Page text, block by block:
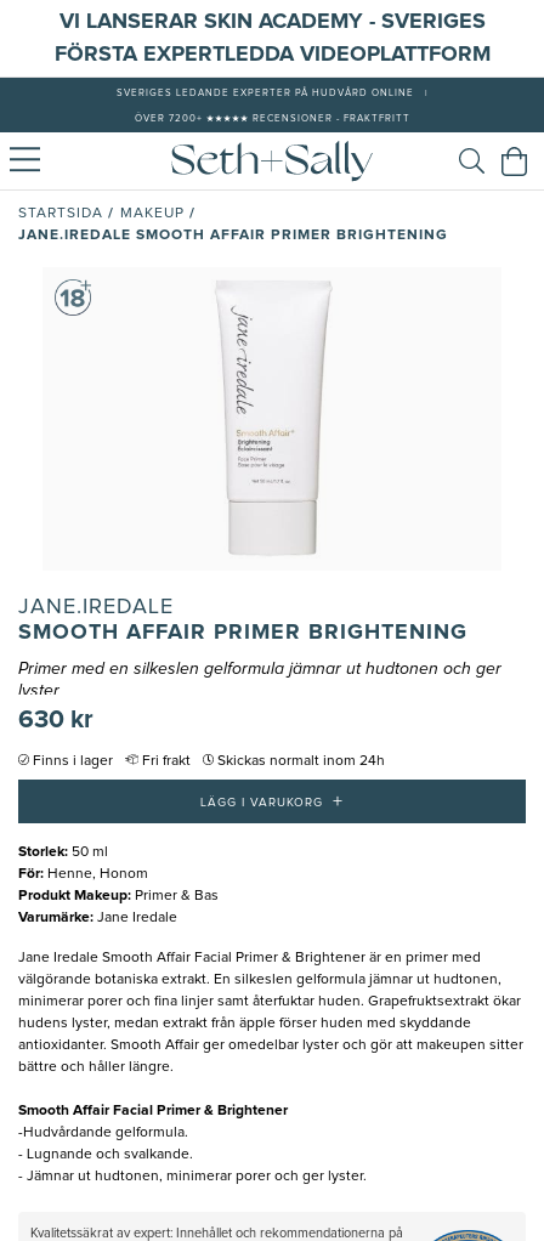
VI LANSERAR SKIN ACADEMY - SVERIGES
FÖRSTA EXPERTLEDDA VIDEOPLATTFORM
SVERIGES LEDANDE EXPERTER PÅ HUDVÅRD ONLINE
ÖVER 7200+ ★★★★★ RECENSIONER - FRAKTFRITT
STARTSIDA / MAKEUP /
JANE.IREDALE SMOOTH AFFAIR PRIMER BRIGHTENING
JANE.IREDALE
SMOOTH AFFAIR PRIMER BRIGHTENING
Primer med en silkeslen gelformula jämnar ut hudtonen och ger
lyster
630 kr
Finns i lager Fri frakt Skickas normalt inom 24h
LÄGG I VARUKORG +
Storlek: 50 ml
För: Henne, Honom
Produkt Makeup: Primer & Bas
Varumärke: Jane Iredale
Jane Iredale Smooth Affair Facial Primer & Brightener är en primer med
välgörande botaniska extrakt. En silkeslen gelformula jämnar ut hudtonen,
minimerar porer och fina linjer samt återfuktar huden. Grapefruktsextrakt ökar
hudens lyster, medan extrakt från äpple förser huden med skyddande
antioxidanter. Smooth Affair ger omedelbar lyster och gör att makeupen sitter
bättre och håller längre.
Smooth Affair Facial Primer & Brightener
-Hudvårdande gelformula.
- Lugnande och svalkande.
- Jämnar ut hudtonen, minimerar porer och ger lyster.
Kvalitetssäkrat av expert: Innehållet och rekommendationerna på